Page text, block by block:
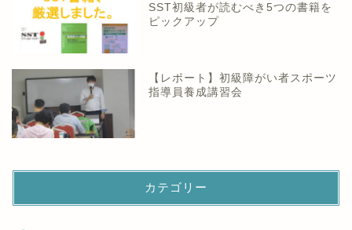
SST初級者が読むべき5つの書籍を
ピックアップ
【レポート】初級障がい者スポーツ
指導員養成講習会
カテゴリー